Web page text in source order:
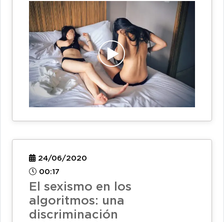
24/06/2020
00:17
El sexismo en los
algoritmos: una
discriminación